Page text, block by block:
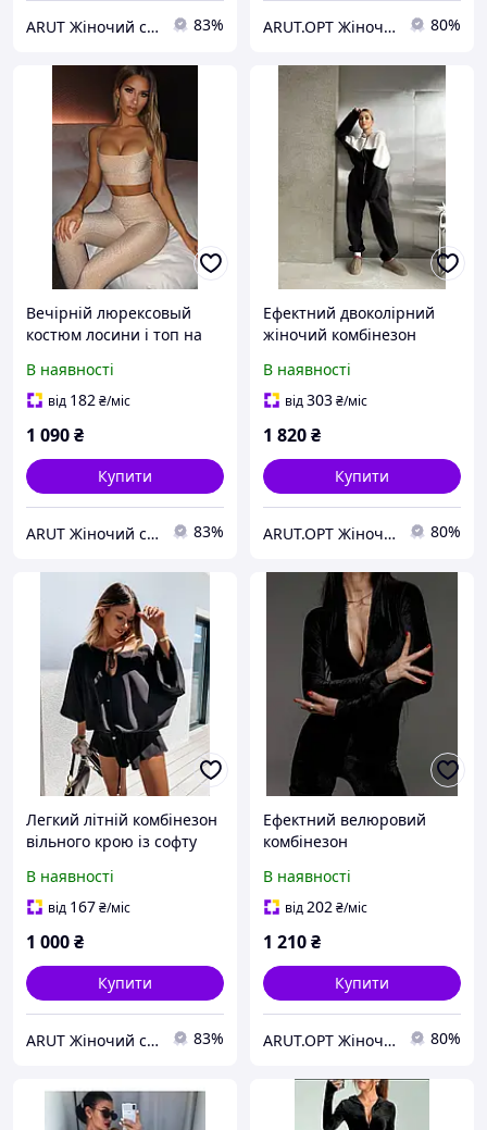
ARUT Жіночий стильний одяг від українського виробника 83% ARUT.OPT Жіночий одяг по низьким цінам 80%
Вечірній люрексовый
костюм лосини і топ на
В наявності
від 182₴/міс
1 090₴
Купити
ARUT Жіночий стильний одяг від українського виробника 83%
Ефектний двоколірний
жіночий комбінезон
В наявності
від303₴/міс
1 820₴
Купити
ARUT.OPT Жіночий одяг по низьким цінам 80%
Легкий літній комбінезон
вільного крою із софту
В наявності
від 167₴/міс
1 000₴
Купити
ARUT Жіночий стильний одяг від українського виробника 83%
Ефектний велюровий
комбінезон
В наявності
від202₴/міс
1 210₴
Купити
ARUT.OPT Жіночий одяг по низьким цінам 80%